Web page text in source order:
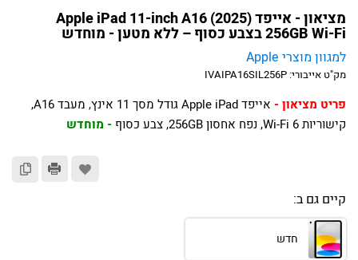
מציאון - אייפד Apple iPad 11-inch A16 (2025)
256GB Wi-Fi בצבע כסוף – ללא מטען - מוחדש
למגוון מוצרי Apple
מק"ט אייבורי: IVAIPA16SIL256P
אייפד Apple iPad גודל מסך 11 אינץ, מעבד A16,
קישוריות Wi-Fi 6, נפח אחסון 256GB, צבע כסוף
קיים גם ב:
חדש